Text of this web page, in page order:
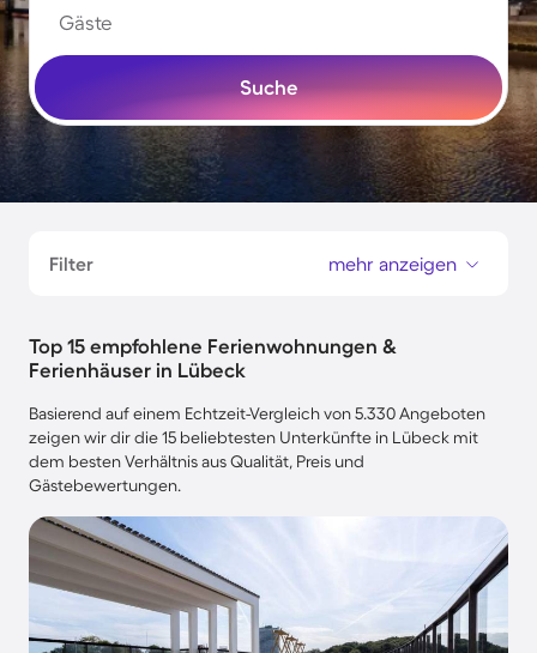
Gäste
Suche
Filter mehr anzeigen
Top 15 empfohlene Ferienwohnungen &
Ferienhäuser in Lübeck
Basierend auf einem Echtzeit-Vergleich von 5.330 Angeboten
zeigen wir dir die 15 beliebtesten Unterkünfte in Lübeck mit
dem besten Verhältnis aus Qualität, Preis und
Gästebewertungen.